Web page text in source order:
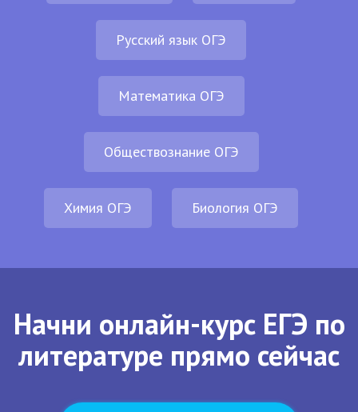
Русский язык ОГЭ
Математика ОГЭ
Обществознание ОГЭ
Химия ОГЭ Биология ОГЭ
Начни онлайн-курс ЕГЭ по
литературе прямо сейчас